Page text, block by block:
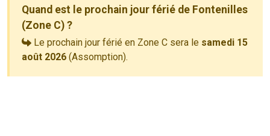
Quand est le prochain jour férié de Fontenilles
(Zone C) ?
Le prochain jour férié en Zone C sera le samedi 15
août 2026 (Assomption).